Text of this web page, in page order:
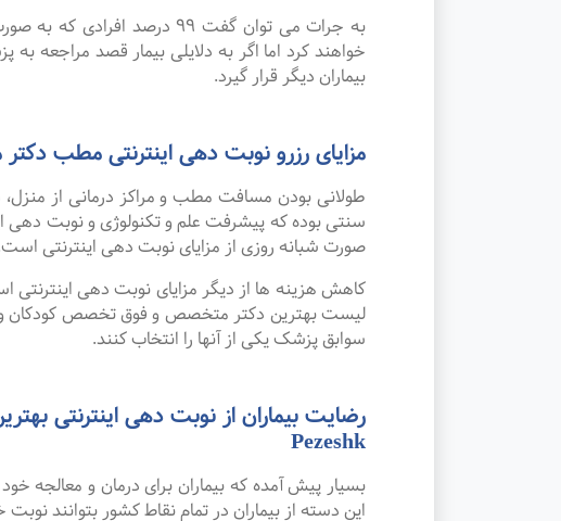
به جرات می‌ توان گفت ۹۹
خواهند کرد اما اگر به دلایلی بیمار قصد مراجعه
بیماران دیگر قرار گیرد.
مزایای رزرو نوبت دهی اینترنتی مطب
طولانی بودن مسافت مطب و مراکز درمانی از
صورت شبانه روزی از مزایای نوبت دهی اینترنتی
کاهش هزینه ها از دیگر مزایای نوبت دهی اینترنتی
لیست بهترین دکتر متخصص و فوق تخصص کودکان و
سوابق پزشک یکی از آنها را انتخاب کنند.
Pezeshk
بسیار پیش آمده که بیماران برای درمان و
این دسته از بیماران در تمام نقاط کشور بتوانند